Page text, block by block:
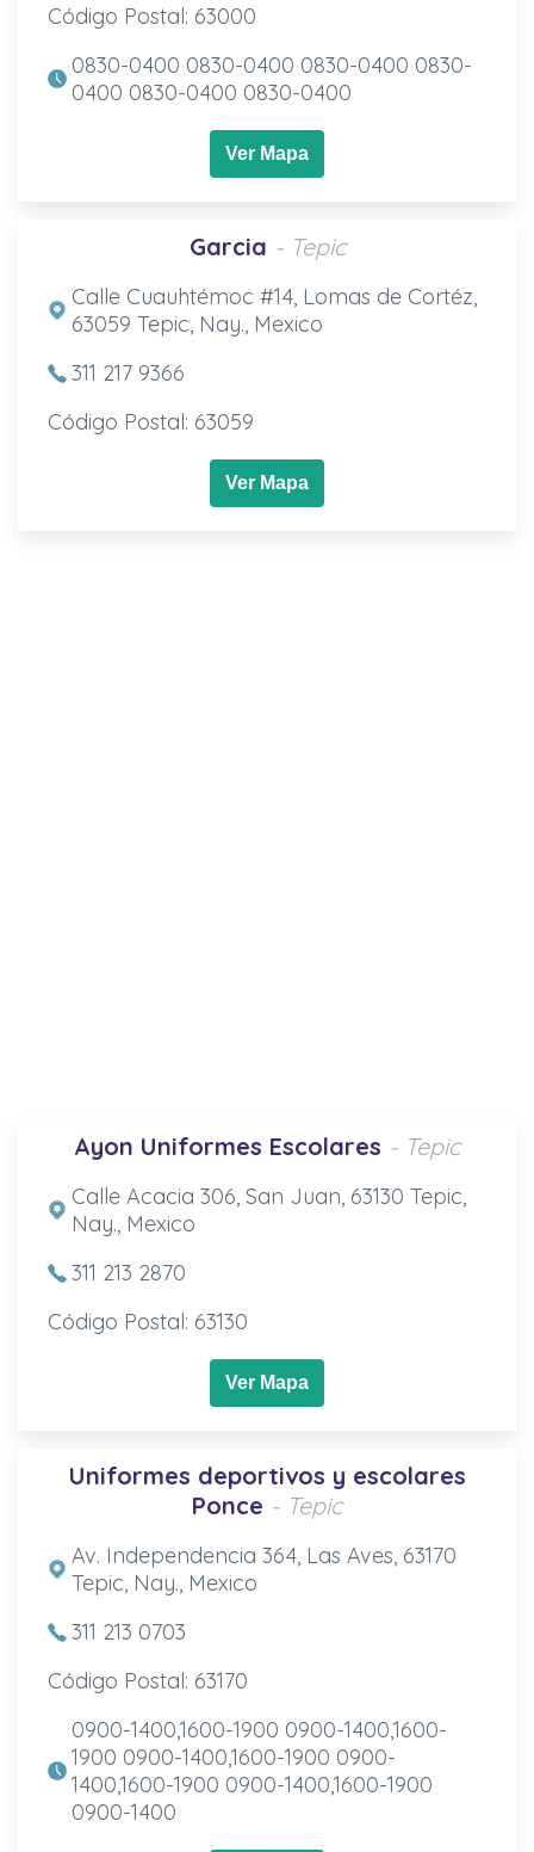
Código Postal: 63000
0830-0400 0830-0400 0830-0400 0830-
0400 0830-0400 0830-0400
Ver Mapa
Garcia - Tepic
Calle Cuauhtémoc #14, Lomas de Cortéz,
63059 Tepic, Nay., Mexico
311 217 9366
Código Postal: 63059
Ver Mapa
Ayon Uniformes Escolares - Tepic
Calle Acacia 306, San Juan, 63130 Tepic,
Nay., Mexico
311 213 2870
Código Postal: 63130
Ver Mapa
Uniformes deportivos y escolares
Ponce - Tepic
Av. Independencia 364, Las Aves, 63170
Tepic, Nay., Mexico
311 213 0703
Código Postal: 63170
0900-1400,1600-1900 0900-1400,1600-
1900 0900-1400,1600-1900 0900-
1400,1600-1900 0900-1400,1600-1900
0900-1400